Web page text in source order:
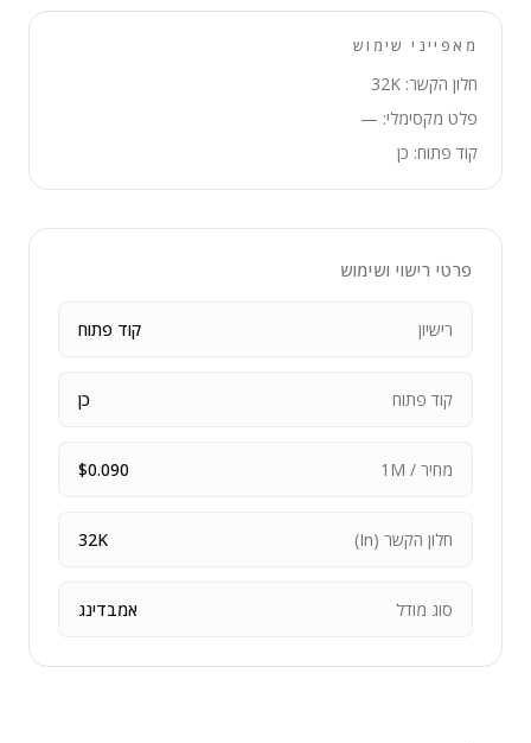
מאפייני שימוש
חלון הקשר: 32K
פלט מקסימלי: —
קוד פתוח: כן
פרטי רישוי ושימוש
רישיון קוד פתוח
קוד פתוח כן
מחיר / 1M $0.090
חלון הקשר (In) 32K
סוג מודל אמבדינג